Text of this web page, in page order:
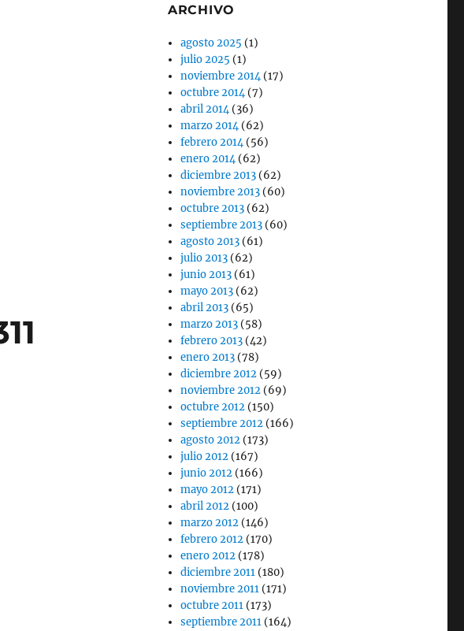
ARCHIVO
agosto 2025 (1)
julio 2025 (1)
noviembre 2014(17)
octubre 2014(7)
abril 2014(36)
marzo 2014(62)
febrero 2014(56)
enero 2014(62)
diciembre 2013 (62)
noviembre 2013 (60)
octubre 2013 (62)
septiembre 2013 (60)
agosto 2013 (61)
julio 2013 (62)
junio 2013 (61)
mayo 2013 (62)
abril 2013 (65)
marzo 2013 (58)
febrero 2013 (42)
enero 2013 (78)
diciembre 2012 (59)
noviembre 2012 (69)
octubre 2012 (150)
septiembre 2012 (166)
agosto 2012 (173)
julio 2012 (167)
junio 2012 (166)
mayo 2012 (171)
abril 2012 (100)
marzo 2012 (146)
febrero 2012 (170)
enero 2012 (178)
diciembre 2011 (180)
noviembre 2011 (171)
octubre 2011 (173)
septiembre 2011 (164)